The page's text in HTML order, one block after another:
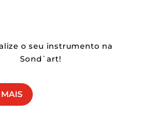
o seu instrumento na
Sond`art!